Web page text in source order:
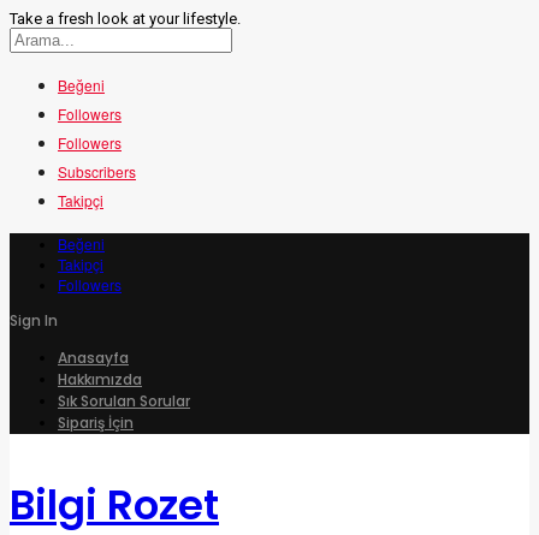
Take a fresh look at your lifestyle.
Beğeni
Followers
Followers
Subscribers
Takipçi
Beğeni
Takipçi
Followers
Sign In
Anasayfa
Hakkımızda
Sık Sorulan Sorular
Sipariş İçin
Bilgi Rozet